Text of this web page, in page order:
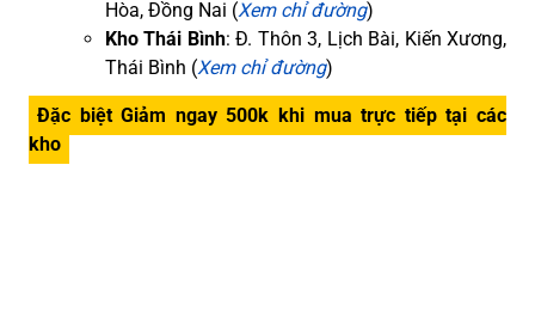
Hòa, Đồng Nai (Xem chỉ đường)
Kho Thái Bình: Đ. Thôn 3, Lịch Bài, Kiến Xương,
Thái Bình (Xem chỉ đường)
Đặc biệt Giảm ngay 500k khi mua trực tiếp tại các
kho